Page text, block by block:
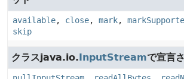
available, close, mark,
skip
クラスjava.io.InputStreamで宣言